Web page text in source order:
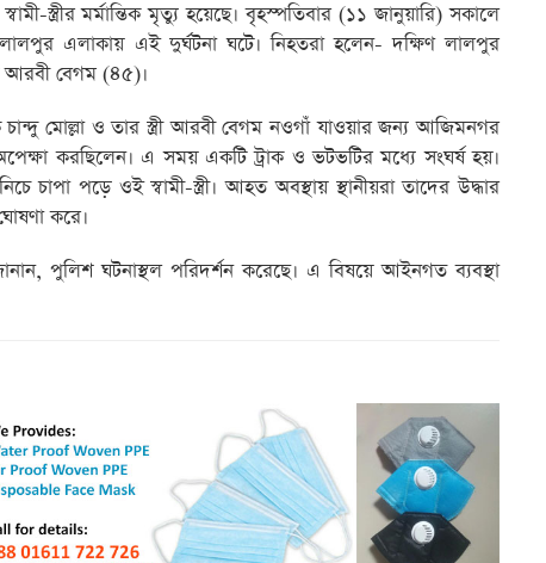
স্ত্রীর মর্মান্তিক মৃত্যু হয়েছে। বৃহস্পতিবার (১১ জানুয়ারি) সকালে
এলাকায় এই দুর্ঘটনা ঘটে। নিহতরা হলেন- দক্ষিণ লালপুর
আরবী বেগম (৪৫)।
মোল্লা ও তার স্ত্রী আরবী বেগম নওগাঁ যাওয়ার জন্য আজিমনগর
করছিলেন। এ সময় একটি ট্রাক ও ভটভটির মধ্যে সংঘর্ষ হয়।
চাপা পড়ে ওই স্বামী-স্ত্রী। আহত অবস্থায় স্থানীয়রা তাদের উদ্ধার
করে।
পুলিশ ঘটনাস্থল পরিদর্শন করেছে। এ বিষয়ে আইনগত ব্যবস্থা